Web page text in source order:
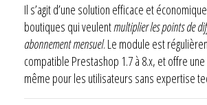
Il s’agit d’une solution efficace et
boutiques qui veulentmultiplier les points de
abonnement mensuel. Le module est
compatible Prestashop 1.7 à 8.x, et offre
même pour les utilisateurs sans expertise